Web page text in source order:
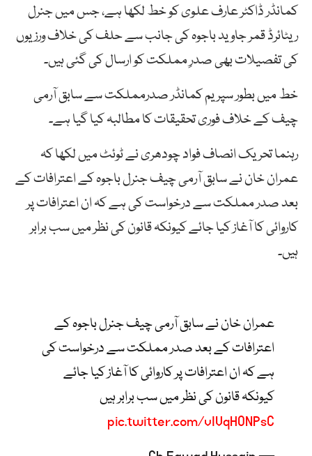
کمانڈر ڈاکٹر عارف علوی کو خط لکھا ہے، جس میں جنرل
ریٹائرڈ قمر جاوید باجوہ کی جانب سے حلف کی خلاف ورزیوں
کی تفصیلات بھی صدرِ مملکت کو ارسال کی گئی ہیں۔
خط میں بطور سپریم کمانڈر صدرمملکت سے سابق آرمی
چیف کے خلاف فوری تحقیقات کا مطالبہ کیا گیا ہے۔
رہنما تحریک انصاف فواد چودھری نے ٹوئٹ میں لکھا کہ
عمران خان نے سابق آرمی چیف جنرل باجوہ کے اعترافات کے
بعد صدر مملکت سے درخواست کی ہے کہ ان اعترافات پر
کاروائی کا آغاز کیا جائے کیونکہ قانون کی نظر میں سب برابر
ہیں۔
عمران خان نے سابق آرمی چیف جنرل باجوہ کے
اعترافات کے بعد صدر مملکت سے درخواست کی
ہے کہ ان اعترافات پر کاروائی کا آغاز کیا جائے
کیونکہ قانون کی نظر میں سب برابر ہیں
pic.twitter.com/vIVqHONPsC